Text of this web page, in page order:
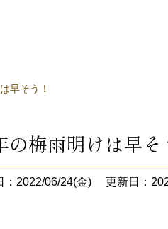
早そう！
の梅雨明けは早そ
：2022/06/24(金) 更新日：